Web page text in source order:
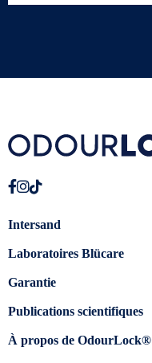
Intersand
Laboratoires Blücare
Garantie
Publications scientifiques
À propos de OdourLock®